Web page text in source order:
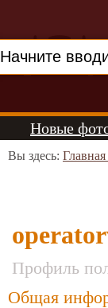
Новые
Вы здесь:
Профиль
Общая